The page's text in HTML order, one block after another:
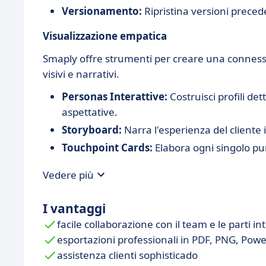
Versionamento: Ripristina versioni
Visualizzazione empatica
Smaply offre strumenti per creare una
visivi e narrativi.
Personas Interattive: Costruisci profili
aspettative.
Storyboard: Narra l'esperienza del
Touchpoint Cards: Elabora ogni singolo
Vedere più
I vantaggi
facile collaborazione con il team e le parti
esportazioni professionali in PDF, PNG,
assistenza clienti sophisticado